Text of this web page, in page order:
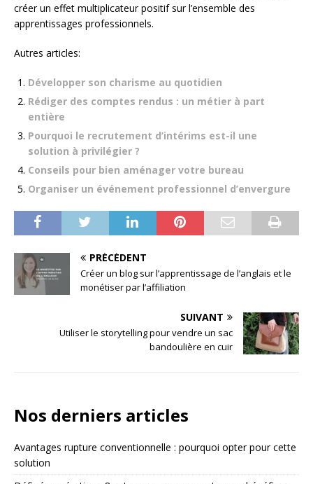
créer un effet multiplicateur positif sur l’ensemble des
apprentissages professionnels.
Autres articles:
Développer son charisme au quotidien
Rédiger des comptes rendus : un métier à part
entière
Pourquoi le recrutement d’intérims est-il une
solution à privilégier ?
Conseils pour bien aménager votre bureau
Organiser un événement professionnel d’envergure
PRÉCÉDENT
Créer un blog sur l’apprentissage de l’anglais et le
monétiser par l’affiliation
SUIVANT
Utiliser le storytelling pour vendre un sac
bandoulière en cuir
Nos derniers articles
Avantages rupture conventionnelle : pourquoi opter pour cette
solution